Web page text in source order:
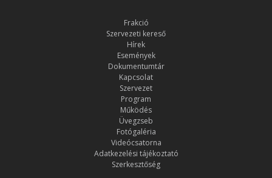
Frakció
Szervezeti kereső
Hírek
Események
Dokumentumtár
Kapcsolat
Szervezet
Program
Működés
Üvegzseb
Fotógaléria
Videócsatorna
Adatkezelési tájékoztató
Szerkesztőség